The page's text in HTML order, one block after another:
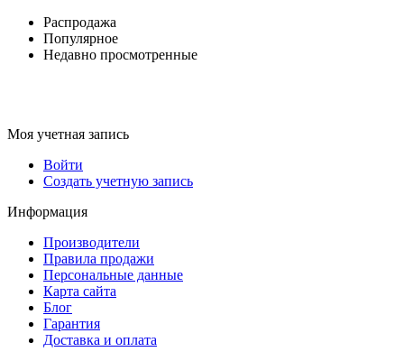
Распродажа
Популярное
Недавно просмотренные
Моя учетная запись
Войти
Создать учетную запись
Информация
Производители
Правила продажи
Персональные данные
Карта сайта
Блог
Гарантия
Доставка и оплата